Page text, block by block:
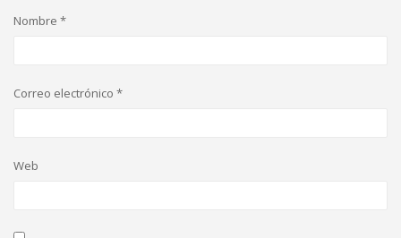
Nombre *
Correo electrónico *
Web